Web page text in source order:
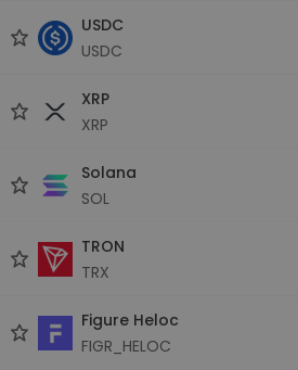
USDC
USDC
XRP
XRP
Solana
SOL
TRON
TRX
Figure Heloc
FIGR_HELOC